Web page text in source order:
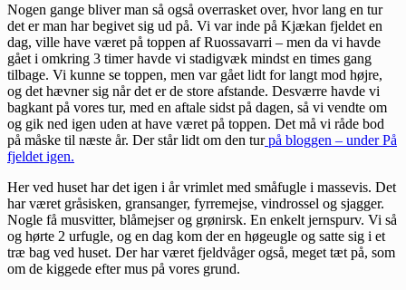
Nogen gange bliver man så også overrasket over, hvor lang en tur
det er man har begivet sig ud på. Vi var inde på Kjækan fjeldet en
dag, ville have været på toppen af Ruossavarri – men da vi havde
gået i omkring 3 timer havde vi stadigvæk mindst en times gang
tilbage. Vi kunne se toppen, men var gået lidt for langt mod højre,
og det hævner sig når det er de store afstande. Desværre havde vi
bagkant på vores tur, med en aftale sidst på dagen, så vi vendte om
og gik ned igen uden at have været på toppen. Det må vi råde bod
på måske til næste år. Der står lidt om den turpå bloggen – under På
fjeldet igen.
Her ved huset har det igen i år vrimlet med småfugle i massevis. Det
har været gråsisken, gransanger, fyrremejse, vindrossel og sjagger.
Nogle få musvitter, blåmejser og grønirsk. En enkelt jernspurv. Vi så
og hørte 2 urfugle, og en dag kom der en høgeugle og satte sig i et
træ bag ved huset. Der har været fjeldvåger også, meget tæt på, som
om de kiggede efter mus på vores grund.